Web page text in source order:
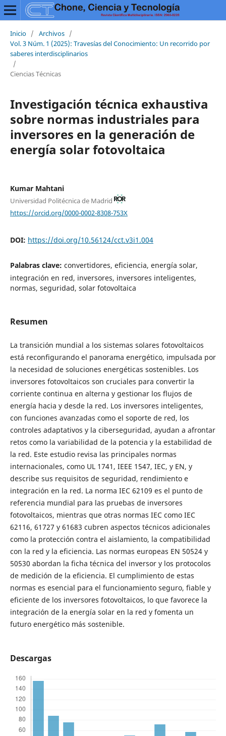
Inicio / Archivos /
Vol. 3 Núm. 1 (2025): Travesías del Conocimiento: Un recorrido por
saberes interdisciplinarios
/
Ciencias Técnicas
Investigación técnica exhaustiva
sobre normas industriales para
inversores en la generación de
energía solar fotovoltaica
Kumar Mahtani
Universidad Politécnica de Madrid
https://orcid.org/0000-0002-8308-753X
DOI: https://doi.org/10.56124/cct.v3i1.004
Palabras clave: convertidores, eficiencia, energía solar,
integración en red, inversores, inversores inteligentes,
normas, seguridad, solar fotovoltaica
Resumen
La transición mundial a los sistemas solares fotovoltaicos
está reconfigurando el panorama energético, impulsada por
la necesidad de soluciones energéticas sostenibles. Los
inversores fotovoltaicos son cruciales para convertir la
corriente continua en alterna y gestionar los flujos de
energía hacia y desde la red. Los inversores inteligentes,
con funciones avanzadas como el soporte de red, los
controles adaptativos y la ciberseguridad, ayudan a afrontar
retos como la variabilidad de la potencia y la estabilidad de
la red. Este estudio revisa las principales normas
internacionales, como UL 1741, IEEE 1547, IEC, y EN, y
describe sus requisitos de seguridad, rendimiento e
integración en la red. La norma IEC 62109 es el punto de
referencia mundial para las pruebas de inversores
fotovoltaicos, mientras que otras normas IEC como IEC
62116, 61727 y 61683 cubren aspectos técnicos adicionales
como la protección contra el aislamiento, la compatibilidad
con la red y la eficiencia. Las normas europeas EN 50524 y
50530 abordan la ficha técnica del inversor y los protocolos
de medición de la eficiencia. El cumplimiento de estas
normas es esencial para el funcionamiento seguro, fiable y
eficiente de los inversores fotovoltaicos, lo que favorece la
integración de la energía solar en la red y fomenta un
futuro energético más sostenible.
Descargas